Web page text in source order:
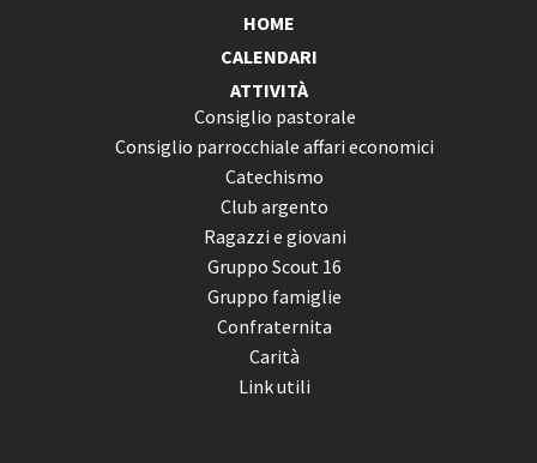
HOME
CALENDARI
ATTIVITÀ
Consiglio pastorale
Consiglio parrocchiale affari economici
Catechismo
Club argento
Ragazzi e giovani
Gruppo Scout 16
Gruppo famiglie
Confraternita
Carità
Link utili